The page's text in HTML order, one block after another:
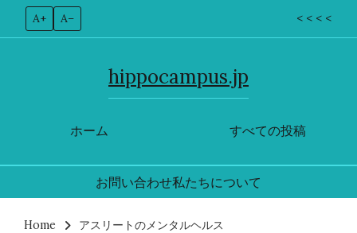
A+ A– < < < <
ホーム
hippocampus.jp
すべての投稿
お問い合わせ私たちについて
Home
アスリートのメンタルヘルス